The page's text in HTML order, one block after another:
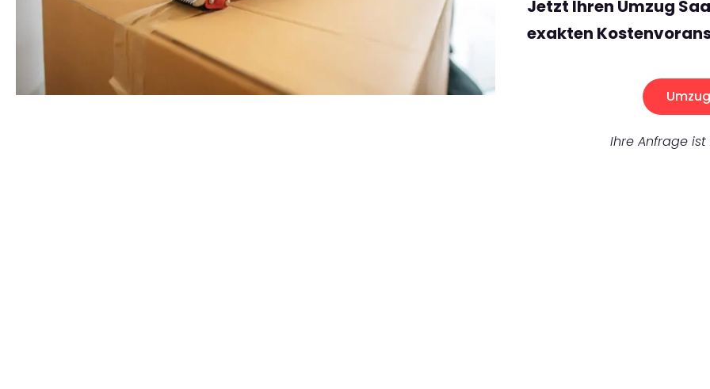
Jetzt Ihren Umzug
exakten
Ihre Anfrage ist